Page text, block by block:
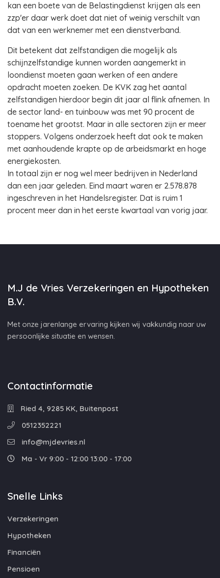
kan een boete van de Belastingdienst krijgen als een
zzp'er daar werk doet dat niet of weinig verschilt van
dat van een werknemer met een dienstverband.
Dit betekent dat zelfstandigen die mogelijk als
schijnzelfstandige kunnen worden aangemerkt in
loondienst moeten gaan werken of een andere
opdracht moeten zoeken. De KVK zag het aantal
zelfstandigen hierdoor begin dit jaar al flink afnemen. In
de sector land- en tuinbouw was met 90 procent de
toename het grootst. Maar in alle sectoren zijn er meer
stoppers. Volgens onderzoek heeft dat ook te maken
met aanhoudende krapte op de arbeidsmarkt en hoge
energiekosten.
In totaal zijn er nog wel meer bedrijven in Nederland
dan een jaar geleden. Eind maart waren er 2.578.878
ingeschreven in het Handelsregister. Dat is ruim 1
procent meer dan in het eerste kwartaal van vorig jaar.
M.J de Vries Verzekeringen en Hypotheken
B.V.
Met onze jarenlange ervaring kijken wij vakkundig naar uw
persoonlijke situatie en wensen.
Contactinformatie
Ried 4, 9285 KK, Buitenpost
0512352221
info@mjdevries.nl
Ma - Vr 9:00 - 12:00 13:00 - 17:00
Snelle Links
Verzekeringen
Hypotheken
Financiën
Pensioen